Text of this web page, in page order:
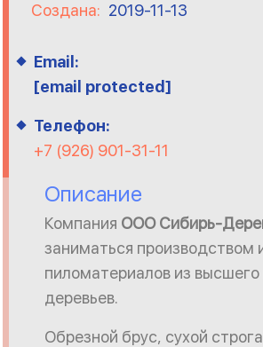
Создана: 2019-11-13
Email:
[email protected]
Телефон:
+7 (926) 901-31-11
Описание
Компания ООО Сибирь-
заниматься производством
пиломатериалов из высшего
деревьев.
Обрезной брус, сухой